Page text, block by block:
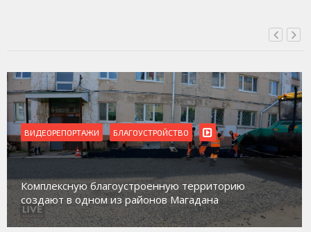
ВИДЕОРЕПОРТАЖИ
Магадан присоединился к пилотному
работе с несовершеннолетними из групп
социального риска «Переправа»